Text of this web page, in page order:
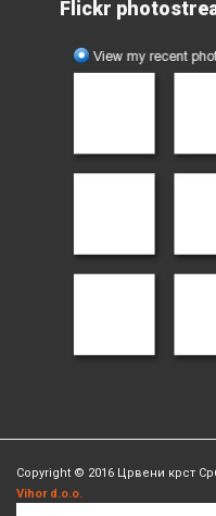
Flickr
Copyright © 2016 Црвени крст
Vihor d.o.o.